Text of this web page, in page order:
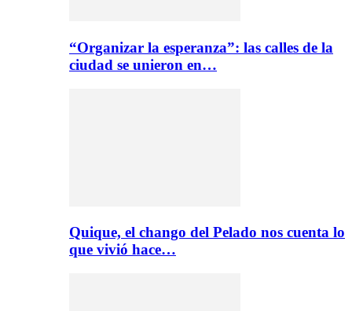
“Organizar la esperanza”: las calles de la
ciudad se unieron en…
Quique, el chango del Pelado nos cuenta lo
que vivió hace…